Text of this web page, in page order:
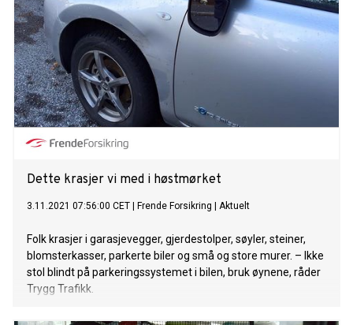
Dette krasjer vi med i høstmørket
3.11.2021 07:56:00 CET Frende Forsikring Aktuelt
Folk krasjer i garasjevegger, gjerdestolper, søyler, steiner,
blomsterkasser, parkerte biler og små og store murer. – Ikke
stol blindt på parkeringssystemet i bilen, bruk øynene, råder
Trygg Trafikk.